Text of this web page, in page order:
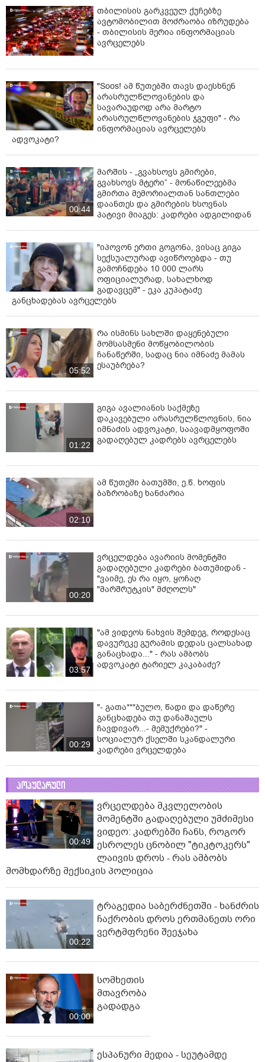
თბილისის გარკვეულ ქუჩებზე
ავტომობილით მოძრაობა იზრუდება
- თბილისის მერია ინფორმაციას
ავრცელებს
"Soos! ამ წუთებში თავს დაესხნენ
არასრულწლოვანების და
სავარაუდოდ არა მარტო
არასრულწლოვანების ჯგუფი" - რა
ინფორმაციას ავრცელებს
ადვოკატი?
00:44
მარშის - „გვახსოვს გმირები,
გვახსოვს მტერი” - მონაწილეებმა
გმირთა მემორიალთან სანთლები
დაანთეს და გმირების ხსოვნას
პატივი მიაგეს: კადრები ადგილიდან
"იპოვონ ერთი გოგონა, ვისაც გიგა
სექსუალურად ავიწროებდა - თუ
გამოჩნდება 10 000 ლარს
ოფიციალურად, სახალხოდ
გადავცემ" - ეკა კუპატაძე
განცხადებას ავრცელებს
05:52
რა ისმინს სახლში დაყენებული
მომსასმენი მოწყობილობის
ჩანაწერში, სადაც ნია იმნაძე მამას
ესაუბრება?
01:22
გიგა ავალიანის საქმეზე
დაკავებული არასრულწლოვნის, ნია
იმნაძის ადვოკატი, საავადმყოფოში
გადაღებულ კადრებს ავრცელებს
02:10
ამ წუთეში ბათუმში, ე.წ. ხოფის
ბაზრობაზე ხანძარია
00:20
ვრცელდება ავარიის მომენტში
გადაღებული კადრები ბათუმიდან -
"ვაიმე, ეს რა იყო, ყოჩაღ
"მარშრუტკის" მძღოლს"
03:57
"ამ ვიდეოს ნახვის შემდეგ, როდესაც
დავურეკე გურამის დედას ცალსახად
განაცხადა..." - რას ამბობს
ადვოკატი ტარიელ კაკაბაძე?
00:29
"- გათა***ბულო, წადი და დაწერე
განცხადება თუ დანაშაულს
ჩავდივარ...- მემუქრები?" -
სოციალურ ქსელში სკანდალური
კადრები ვრცელდება
პოპულარული
00:49
ვრცელდება მკვლელობის
მომენტში გადაღებული უმძიმესი
ვიდეო: კადრებში ჩანს, როგორ
ესროლეს ცნობილ "ტიკტოკერს"
ლაივის დროს - რას ამბობს
მომხდარზე მექსიკის პოლიცია
00:22
ტრაგედია საბერძნეთში - ხანძრის
ჩაქრობის დროს ერთმანეთს ორი
ვერტმფრენი შეეჯახა
00:00
სომხეთის
მთავრობა
გადადგა
ესპანური მედია - სეუტამდე